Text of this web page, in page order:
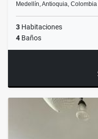
Medellín, Antioquia, Colombia
3 Habitaciones
4 Baños